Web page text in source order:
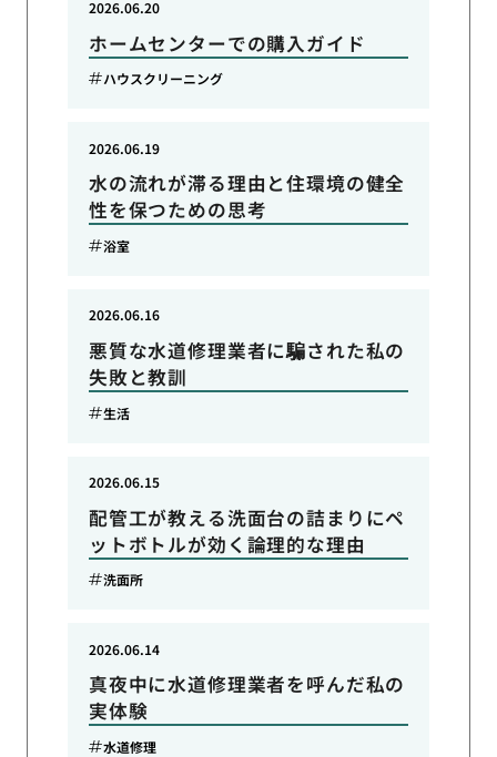
ホームセンターでの購入ガイド
2026.06.20
ハウスクリーニング
水の流れが滞る理由と住環境の健全
性を保つための思考
2026.06.19
浴室
悪質な水道修理業者に騙された私の
失敗と教訓
2026.06.16
生活
配管工が教える洗面台の詰まりにペ
ットボトルが効く論理的な理由
2026.06.15
洗面所
真夜中に水道修理業者を呼んだ私の
実体験
2026.06.14
水道修理